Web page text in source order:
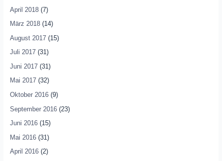
April 2018(7)
März 2018(14)
August 2017(15)
Juli 2017(31)
Juni 2017(31)
Mai 2017(32)
Oktober 2016(9)
September 2016(23)
Juni 2016(15)
Mai 2016(31)
April 2016(2)